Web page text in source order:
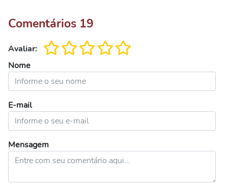
Comentários 19
Avaliar:
Nome
E-mail
Mensagem